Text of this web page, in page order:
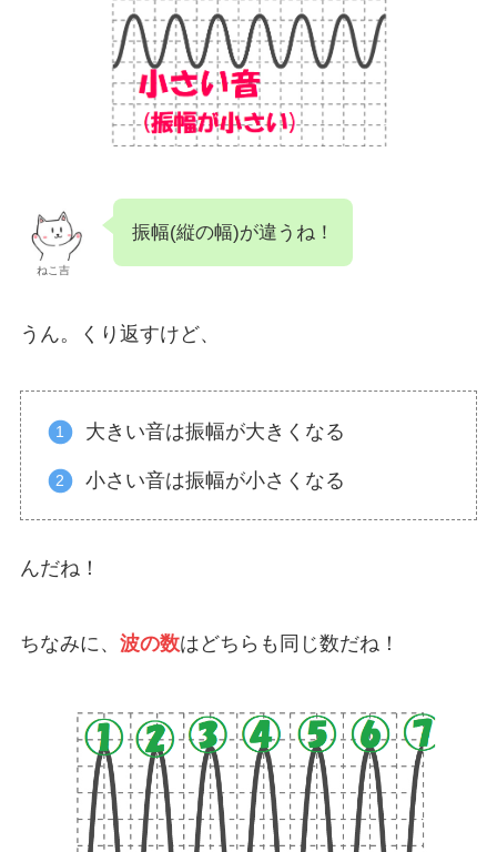
ねこ吉
振幅(縦の幅)が違うね！
うん。くり返すけど、
大きい音は振幅が大きくなる
小さい音は振幅が小さくなる
んだね！
ちなみに、 波の数はどちらも同じ数だね！